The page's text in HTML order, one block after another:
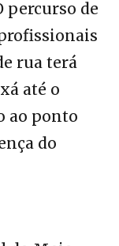
percurso de
rua terá
até o
ao ponto
do